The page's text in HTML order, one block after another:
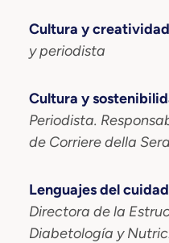
Cultura y
y periodista
Cultura y
Periodista.
de Corriere della Sera
Lenguajes del
Directora de la
Diabetología y